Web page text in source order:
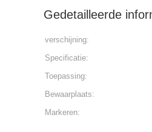
Gedetailleerde
verschijning:
Specificatie:
Toepassing:
Bewaarplaats:
Markeren: